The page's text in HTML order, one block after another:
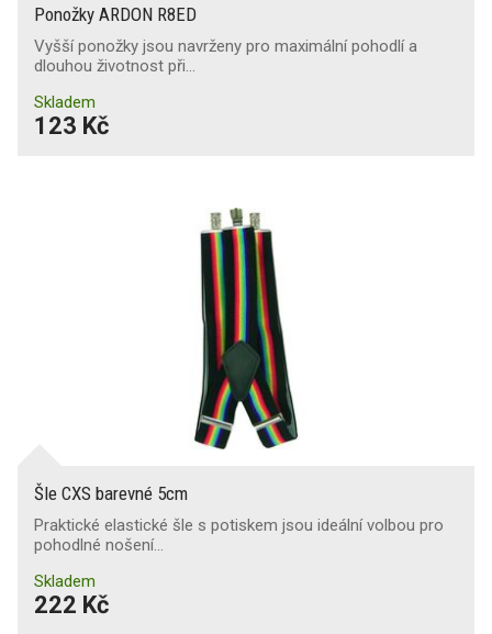
Ponožky ARDON R8ED
Vyšší ponožky jsou navrženy pro maximální pohodlí a
dlouhou životnost při…
Skladem
123 Kč
Šle CXS barevné 5cm
Praktické elastické šle s potiskem jsou ideální volbou pro
pohodlné nošení…
Skladem
222 Kč